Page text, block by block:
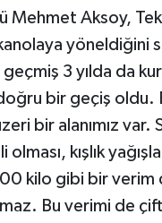
Mehmet Aksoy,
yöneldiğini
geçmiş 3 yılda da
bir geçiş oldu.
bir alanımız var.
olması, kışlık
kilo gibi bir verim
Bu verimi de